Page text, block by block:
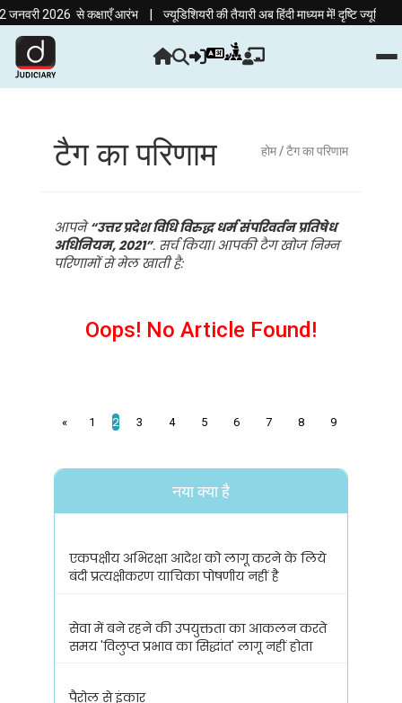
2026 से कक्षाएँ आरंभ| ज्यूडिशियरी की तैयारी अब हिंदी माध्यम में! दृष्टि
टैग का परिणाम होम/ टैग का परिणाम
आपने“उत्तर प्रदेश विधि विरुद्ध धर्म संपरिवर्तन प्रतिषेध
अधिनियम, 2021”. सर्च किया। आपकी टैग खोज निम्न
परिणामों से मेल खाती है:
Oops! No Article Found!
« 1 2 3 4 5 6 7 8 9
नया क्या है
एकपक्षीय अभिरक्षा आदेश को लागू करने के लिये
बंदी प्रत्यक्षीकरण याचिका पोषणीय नहीं है
सेवा में बने रहने की उपयुक्तता का आकलन करते
समय 'विलुप्त प्रभाव का सिद्धांत' लागू नहीं होता
पैरोल से इंकार